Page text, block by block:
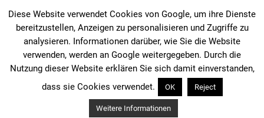
Inhalt
springen
Diese Website verwendet Cookies von Google, um ihre Dienste
bereitzustellen, Anzeigen zu personalisieren und Zugriffe zu
analysieren. Informationen darüber, wie Sie die Website
verwenden, werden an Google weitergegeben. Durch die
Nutzung dieser Website erklären Sie sich damit einverstanden,
dass sie Cookies verwendet.
OK Reject
Weitere Informationen